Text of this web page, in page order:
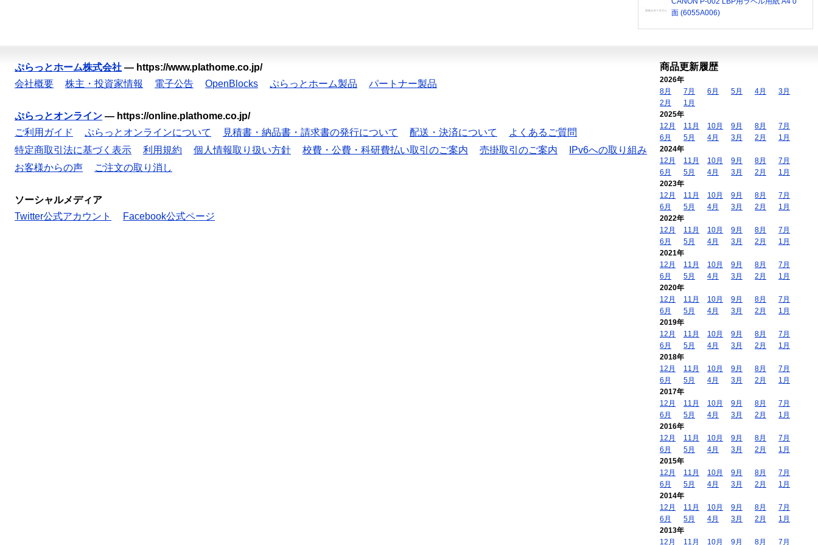
面 (6055A006)
ぷらっとホーム株式会社 — https://www.plathome.co.jp/
会社概要
株主・投資家情報 電子公告 OpenBlocks ぷらっとホーム製品 パートナー製品
ぷらっとオンライン — https://online.plathome.co.jp/
ご利用ガイド
ぷらっとオンラインについて 見積書・納品書・請求書の発行について 配送・決済について
よくあるご質問
特定商取引法に基づく表示
利用規約 個人情報取り扱い方針 校費・公費・科研費払い取引のご案内 売掛取引のご案内
IPv6への取り組み
お客様からの声
ご注文の取り消し
ソーシャルメディア
Twitter公式アカウント
Facebook公式ページ
商品更新履歴
2026年
8月
7月 6月 5月 4月
3月
2月
1月
2025年
12月
11月 10月 9月 8月
7月
6月
5月 4月 3月 2月
1月
2024年
12月
11月 10月 9月 8月
7月
6月
5月 4月 3月 2月
1月
2023年
12月
11月 10月 9月 8月
7月
6月
5月 4月 3月 2月
1月
2022年
12月
11月 10月 9月 8月
7月
6月
5月 4月 3月 2月
1月
2021年
12月
11月 10月 9月 8月
7月
6月
5月 4月 3月 2月
1月
2020年
12月
11月 10月 9月 8月
7月
6月
5月 4月 3月 2月
1月
2019年
12月
11月 10月 9月 8月
7月
6月
5月 4月 3月 2月
1月
2018年
12月
11月 10月 9月 8月
7月
6月
5月 4月 3月 2月
1月
2017年
12月
11月 10月 9月 8月
7月
6月
5月 4月 3月 2月
1月
2016年
12月
11月 10月 9月 8月
7月
6月
5月 4月 3月 2月
1月
2015年
12月
11月 10月 9月 8月
7月
6月
5月 4月 3月 2月
1月
2014年
12月
11月 10月 9月 8月
7月
6月
5月 4月 3月 2月
1月
2013年
12月
11月 10月 9月 8月 7月